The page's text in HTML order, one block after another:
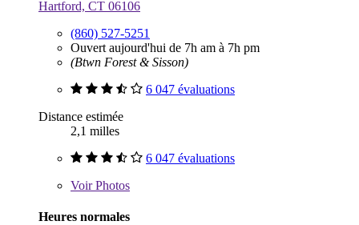
Hartford, CT 06106
(860) 527-5251
Ouvert aujourd'hui de 7h am à 7h pm
(Btwn Forest & Sisson)
6 047 évaluations
Distance estimée
2,1 milles
6 047 évaluations
VoirPhotos
Heures normales